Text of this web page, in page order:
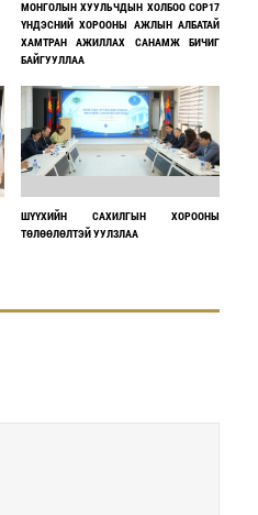
МОНГОЛЫН ХУУЛЬЧДЫН ХОЛБОО COP17
ҮНДЭСНИЙ ХОРООНЫ АЖЛЫН АЛБАТАЙ
ХАМТРАН АЖИЛЛАХ САНАМЖ БИЧИГ
БАЙГУУЛЛАА
ШҮҮХИЙН САХИЛГЫН ХОРООНЫ
ТӨЛӨӨЛӨЛТЭЙ УУЛЗЛАА